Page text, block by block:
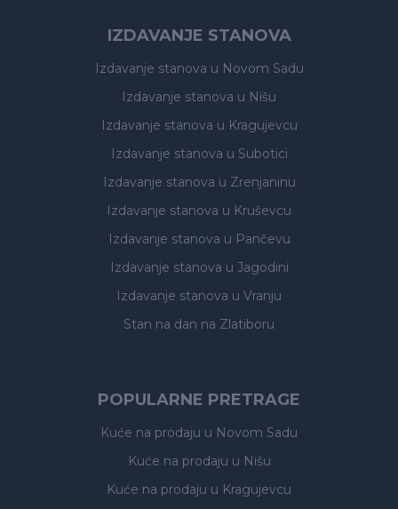
IZDAVANJE STANOVA
Izdavanje stanova u Novom Sadu
Izdavanje stanova u Nišu
Izdavanje stanova u Kragujevcu
Izdavanje stanova u Subotici
Izdavanje stanova u Zrenjaninu
Izdavanje stanova u Kruševcu
Izdavanje stanova u Pančevu
Izdavanje stanova u Jagodini
Izdavanje stanova u Vranju
Stan na dan na Zlatiboru
POPULARNE PRETRAGE
Kuće na prodaju u Novom Sadu
Kuće na prodaju u Nišu
Kuće na prodaju u Kragujevcu